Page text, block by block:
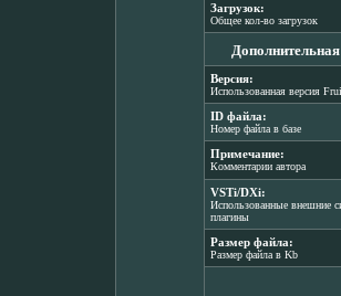
Загрузок:
Общее кол-во загрузок
Версия:
Использованная версия
ID файла:
Номер файла в базе
Примечание:
Комментарии автора
VSTi/DXi:
Использованные внешние
плагины
Размер файла:
Размер файла в Kb